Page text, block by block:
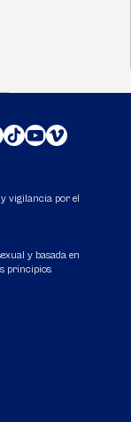
vigilancia por el
y basada en
principios